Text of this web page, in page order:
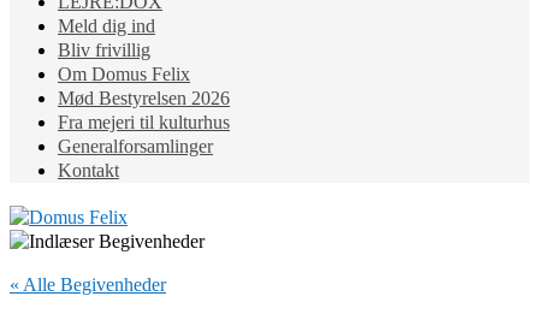
Meld dig ind
Bliv frivillig
Om Domus Felix
Mød Bestyrelsen 2026
Fra mejeri til kulturhus
Generalforsamlinger
Kontakt
« Alle Begivenheder